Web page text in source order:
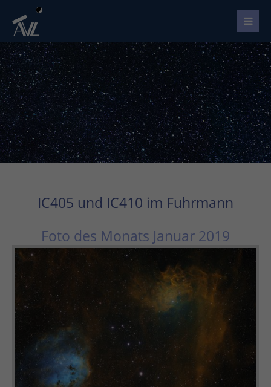
IC405 und IC410 im Fuhrmann
Foto des Monats Januar 2019